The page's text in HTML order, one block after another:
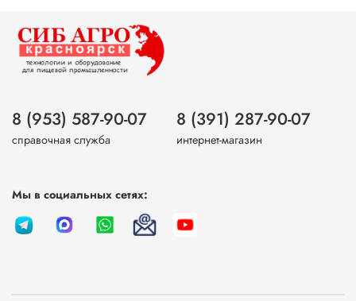
8 (953) 587-90-07
справочная служба
8 (391) 287-90-07
интернет-магазин
Мы в социальных сетях: